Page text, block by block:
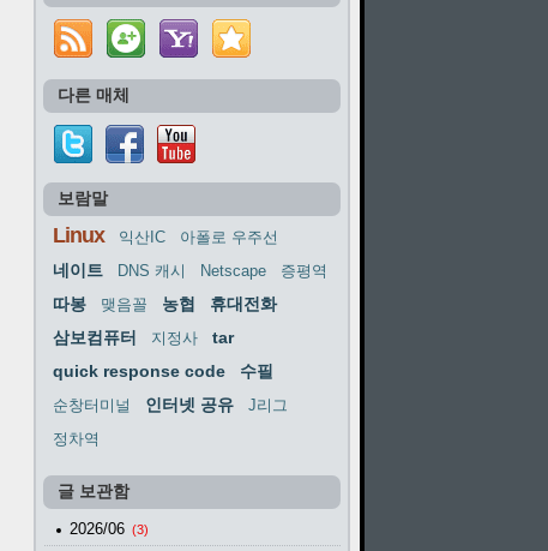
다른 매체
보람말
Linux 익산IC 아폴로 우주선
네이트 DNS 캐시 Netscape 증평역
따봉 맺음꼴 농협
휴대전화
삼보컴퓨터
지정사
tar
quick response code
수필
순창터미널 인터넷 공유
J리그
정차역
글 보관함
2026/06 (3)